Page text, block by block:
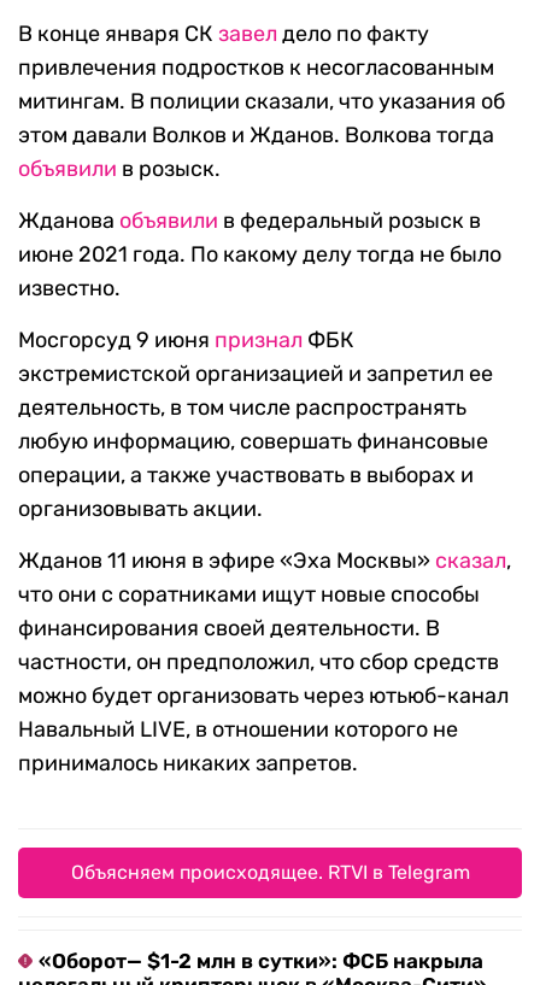
В конце января СК завел дело по факту
привлечения подростков к несогласованным
митингам. В полиции сказали, что указания об
этом давали Волков и Жданов. Волкова тогда
объявили в розыск.
Жданова объявили в федеральный розыск в
июне 2021 года. По какому делу тогда не было
известно.
Мосгорсуд 9 июня признал ФБК
экстремистской организацией и запретил ее
деятельность, в том числе распространять
любую информацию, совершать финансовые
операции, а также участвовать в выборах и
организовывать акции.
Жданов 11 июня в эфире «Эха Москвы» сказал,
что они с соратниками ищут новые способы
финансирования своей деятельности. В
частности, он предположил, что сбор средств
можно будет организовать через ютьюб-канал
Навальный LIVE, в отношении которого не
принималось никаких запретов.
Объясняем происходящее. RTVI в Telegram
«Оборот— $1-2 млн в сутки»: ФСБ накрыла